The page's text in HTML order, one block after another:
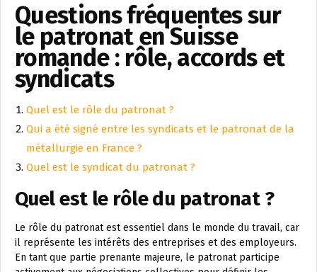
Questions fréquentes sur
le patronat en Suisse
romande : rôle, accords et
syndicats
Quel est le rôle du patronat ?
Qui a été signé entre les syndicats et le patronat de la
métallurgie en France ?
Quel est le syndicat du patronat ?
Quel est le rôle du patronat ?
Le rôle du patronat est essentiel dans le monde du travail, car
il représente les intérêts des entreprises et des employeurs.
En tant que partie prenante majeure, le patronat participe